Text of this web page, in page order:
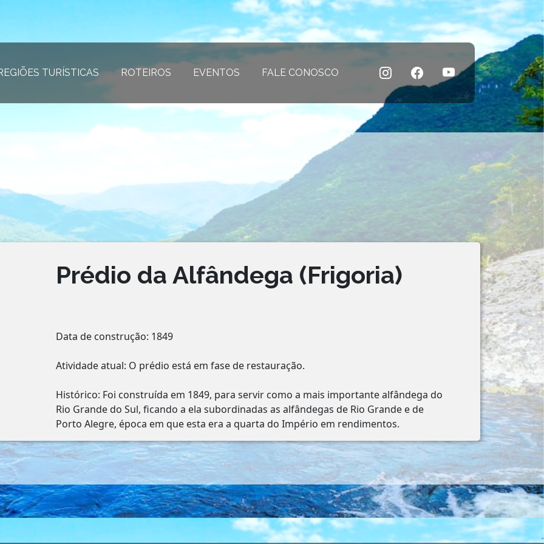
TURÍSTICAS(página atual)
ROTEIROS (página atual)
EVENTOS (página atual)
FALE CONOSCO (página atual)
Prédio da Alfândega (Frigoria)
Data de construção: 1849
Atividade atual: O prédio está em fase de restauração.
Histórico: Foi construída em 1849, para servir como a mais importante alfândega do
Rio Grande do Sul, ficando a ela subordinadas as alfândegas de Rio Grande e de
Porto Alegre, época em que esta era a quarta do Império em rendimentos.